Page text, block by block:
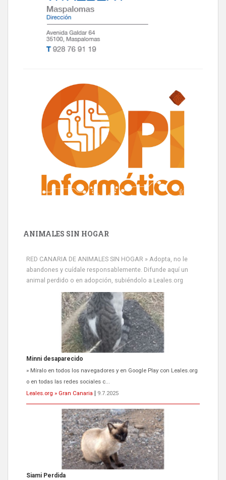
ANIMALES SIN HOGAR
RED CANARIA DE ANIMALES SIN HOGAR » Adopta, no le
abandones y cuídale responsablemente. Difunde aquí un
animal perdido o en adopción, subiéndolo a Leales.org
Minni desaparecido
» Míralo en todos los navegadores y en Google Play con Leales.org
o en todas las redes sociales c...
Leales.org » Gran Canaria
9.7.2025
Siami Perdida